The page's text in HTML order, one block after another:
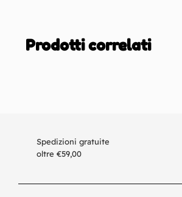
Prodotti correlati
Spedizioni gratuite
oltre €59,00